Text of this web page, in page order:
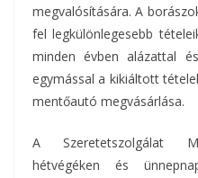
megvalósítására. A
fel legkülönlegesebb
minden évben alázattal
egymással a kikiáltott
mentőautó megvásárlása.
A Szeretetszolgálat
hétvégéken és